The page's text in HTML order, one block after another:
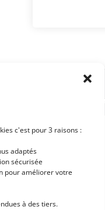
c'est pour 3 raisons :
adaptés
sécurisée
pour améliorer votre
à des tiers.
production musicale •